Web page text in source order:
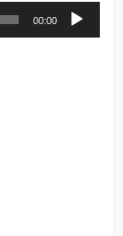
پخش‌کننده
00:00